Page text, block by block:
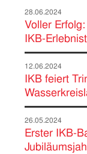
28.06.2024
Voller
IKB-
12.06.2024
IKB feiert
26.05.2024
Erster IKB-